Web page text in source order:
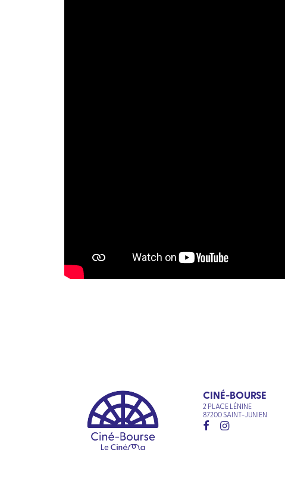
CINÉ-BOURSE
2 PLACE LÉNINE
87200 SAINT-JUNIEN